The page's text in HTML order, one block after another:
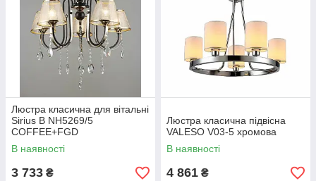
Люстра класична для вітальні
Sirius B NH5269/5
COFFEE+FGD
В наявності
3 733 ₴
Люстра класична підвісна
VALESO V03-5 хромова
В наявності
4 861 ₴